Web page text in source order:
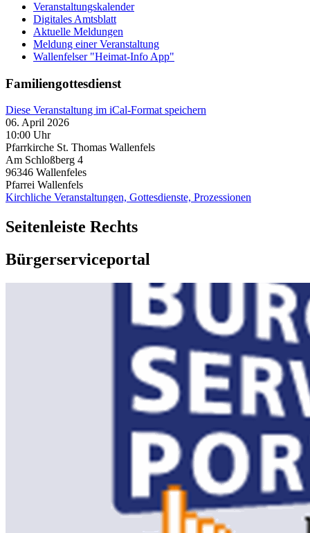
Veranstaltungskalender
Digitales Amtsblatt
Aktuelle Meldungen
Meldung einer Veranstaltung
Wallenfelser "Heimat-Info App"
Familiengottesdienst
Diese Veranstaltung im iCal-Format speichern
06. April 2026
10:00 Uhr
Pfarrkirche St. Thomas Wallenfels
Am Schloßberg 4
96346 Wallenfeles
Pfarrei Wallenfels
Kirchliche Veranstaltungen, Gottesdienste, Prozessionen
Seitenleiste Rechts
Bürgerserviceportal